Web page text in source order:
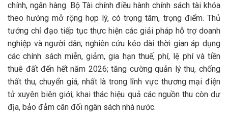
chính, ngân hàng. Bộ Tài chính điều hành chính sách tài khóa
theo hướng mở rộng hợp lý, có trọng tâm, trọng điểm. Thủ
tướng chỉ đạo tiếp tục thực hiện các giải pháp hỗ trợ doanh
nghiệp và người dân; nghiên cứu kéo dài thời gian áp dụng
các chính sách miễn, giảm, gia hạn thuế, phí, lệ phí và tiền
thuê đất đến hết năm 2026; tăng cường quản lý thu, chống
thất thu, chuyển giá, nhất là trong lĩnh vực thương mại điện
tử xuyên biên giới; khai thác hiệu quả các nguồn thu còn dư
địa, bảo đảm cân đối ngân sách nhà nước.